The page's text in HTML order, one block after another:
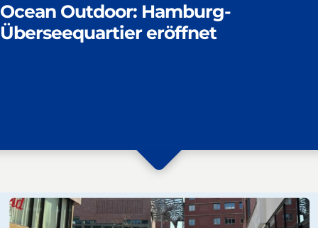
Ocean Outdoor: Hamburg-
Überseequartier eröffnet